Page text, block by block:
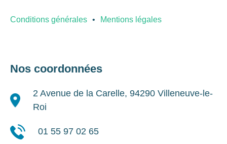
Conditions générales Mentions légales
Nos coordonnées
2 Avenue de la Carelle, 94290 Villeneuve-le-
Roi
01 55 97 02 65